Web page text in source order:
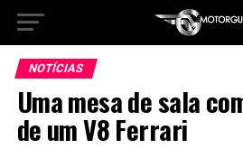
NOTÍCIAS
Uma mesa de sala
de um V8 Ferrari